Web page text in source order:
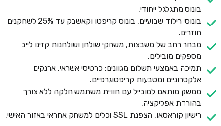
בונוס מתגלגל ייחודי.
בונוסי רילוד שבועיים, בונוס קריפטו וקאשבק עד 25% לשחקנים
חוזרים.
מבחר רחב של משבצות, משחקי שולחן ושולחנות קזינו לייב
מספקים מובילים.
תמיכה באמצעי תשלום מגוונים: כרטיסי אשראי, ארנקים
אלקטרוניים ומטבעות קריפטוגרפיים.
ממשק מותאם למובייל עם חוויית משתמש חלקה ללא צורך
בהורדת אפליקציה.
רישיון קוראסאו, הצפנת SSL וכלים למשחק אחראי באזור האישי.